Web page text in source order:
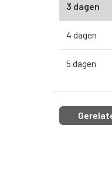
3 dagen
4 dagen
5 dagen